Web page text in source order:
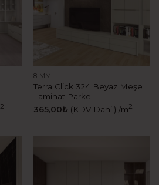
2
8 MM
Terra Click 324 Beyaz Meşe
Laminat Parke
365,00₺ (KDV Dahil) /m2